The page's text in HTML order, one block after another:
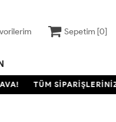
Sepetim [0]
TÜM